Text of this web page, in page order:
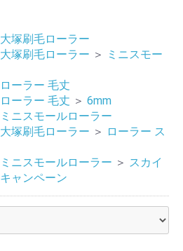
大塚刷毛ローラー
大塚刷毛ローラー ＞
ミニスモー
ローラー 毛丈
ローラー 毛丈 ＞ 6mm
ミニスモールローラー
大塚刷毛ローラー ＞ ローラー ス
ミニスモールローラー ＞ スカイ
キャンペーン